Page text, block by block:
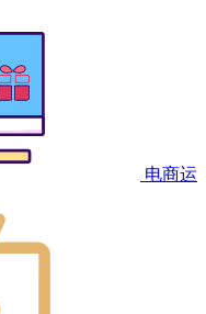
电商运